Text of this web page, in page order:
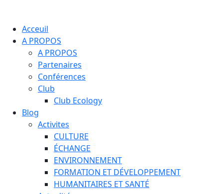
Acceuil
A PROPOS
A PROPOS
Partenaires
Conférences
Club
Club Ecology
Blog
Activites
CULTURE
ÉCHANGE
ENVIRONNEMENT
FORMATION ET DÉVELOPPEMENT
HUMANITAIRES ET SANTÉ